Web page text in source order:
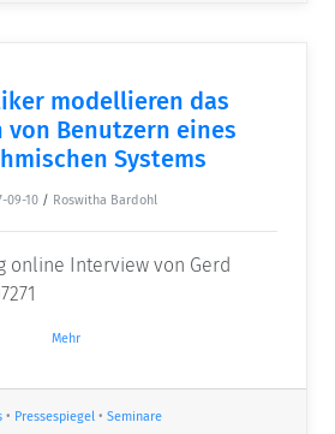
modellieren das
von Benutzern eines
Systems
09-10 / Roswitha Bardohl
online Interview von Gerd
Mehr
• Pressespiegel• Seminare